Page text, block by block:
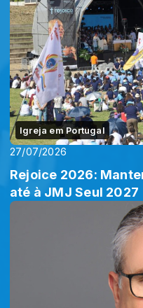
Igreja em Portugal
27/07/2026
Rejoice 2026:
até à JMJ Seul 2027